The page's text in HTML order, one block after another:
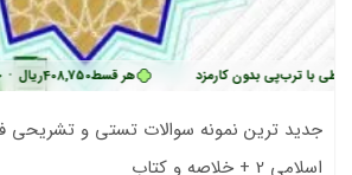
هر قسط408,750ریال • خرید بدون کارمزد
جدید ترین نمونه سوالات تستی و
اسلامی 2 + خلاصه و کتاب